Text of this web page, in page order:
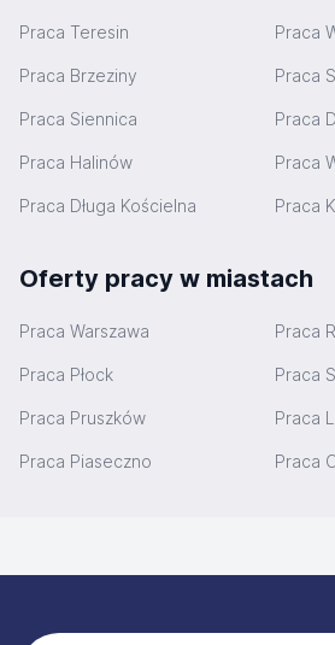
Praca Teresin Praca
Praca Brzeziny Praca
Praca Siennica Praca
Praca Halinów Praca
Praca Długa Kościelna Praca
Oferty pracy w miastach
Praca Warszawa Praca
Praca Płock Praca
Praca Pruszków Praca
Praca Piaseczno Praca